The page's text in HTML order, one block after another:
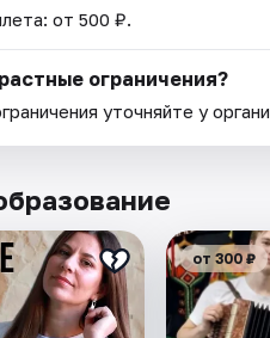
от 500 ₽.
ограничения?
уточняйте у
от 300 ₽